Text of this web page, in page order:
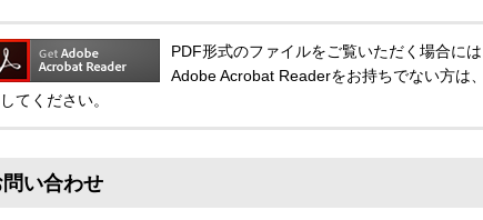
PDF形式のファイルをご覧いただく場合に
Adobe Acrobat Readerをお持ちでない方は
てください。
い合わせ